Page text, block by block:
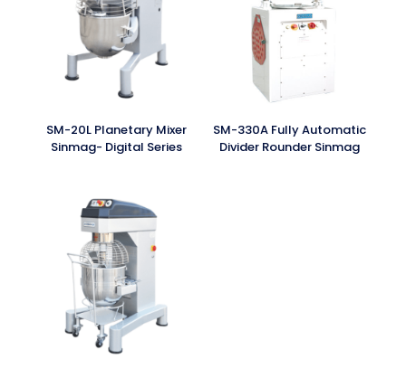
SM-20L Planetary Mixer
Sinmag- Digital Series
SM-330A Fully Automatic
Divider Rounder Sinmag